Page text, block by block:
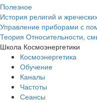
Полезное
История религий и
Управление приборами с
Теория Относительности,
Школа Космоэнергетики
Космоэнергетика
Обучение
Каналы
Частоты
Сеансы